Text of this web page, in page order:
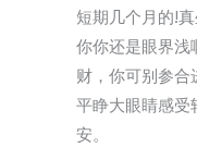
短期几个月的!
你你还是眼界浅
财，你可别参
平睁大眼睛感受
安。